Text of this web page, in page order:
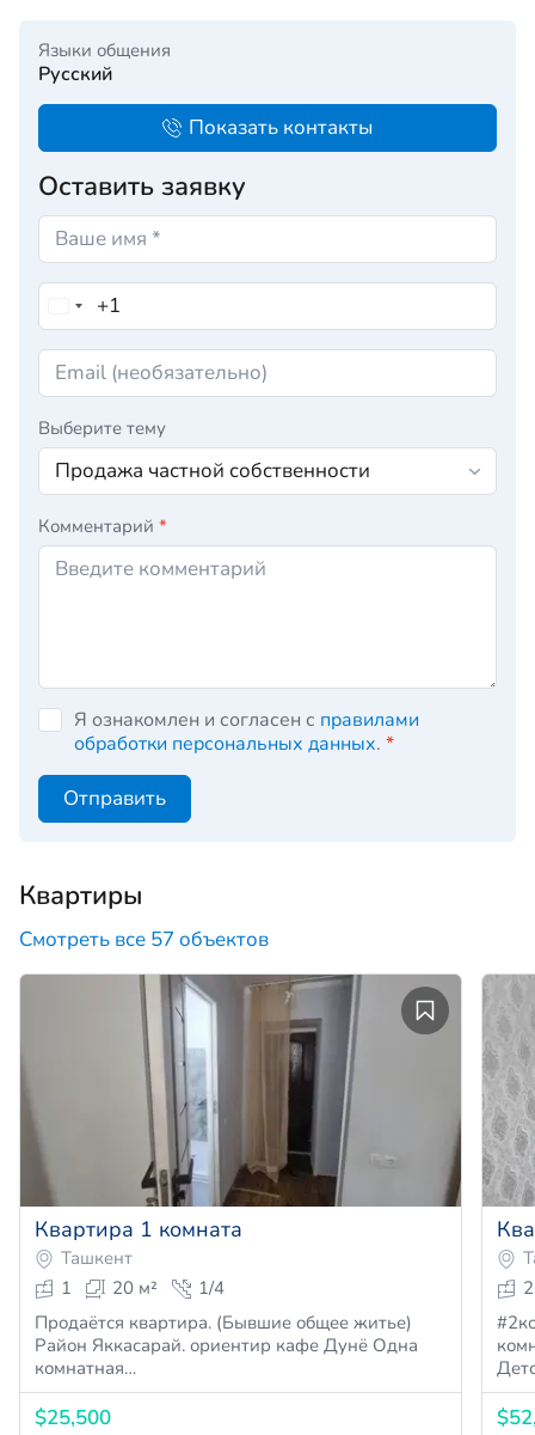
Языки общения
Русский
Показать контакты
Оставить заявку
Выберите тему
Комментарий *
Я ознакомлен и согласен с правилами
обработки персональных данных. *
Отправить
Квартиры
Смотреть все 57 объектов
Квартира 1 комната
Ташкент
1
20 м²
1/4
Продаётся квартира. (Бывшие общее житье)
Район Яккасарай. ориентир кафе Дунё Одна
комнатная…
$25,500
2